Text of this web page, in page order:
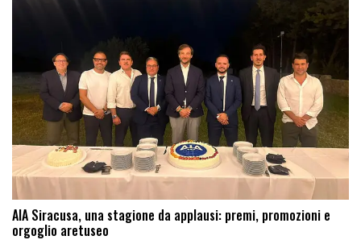
AIA Siracusa, una stagione da applausi: premi, promozioni e
orgoglio aretuseo